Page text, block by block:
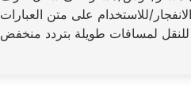
للاستخدام على متن العبارات
للنقل لمسافات طويلة بتردد منخفض